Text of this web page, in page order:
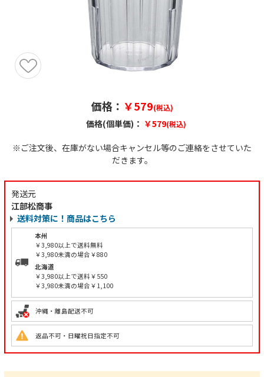
価格： ￥579(税込)
価格(個単価)： ￥579(税込)
※ご注文後、在庫がない場合キャンセル等のご連絡をさせていた
だきます。
発送元
江部松商事
送料対策に！商品はこちら
本州
￥3,980以上で送料無料
￥3,980未満の場合￥880
北海道
￥3,980以上で送料￥550
￥3,980未満の場合￥1,100
沖縄・離島配送不可
返品不可・日曜祝日指定不可